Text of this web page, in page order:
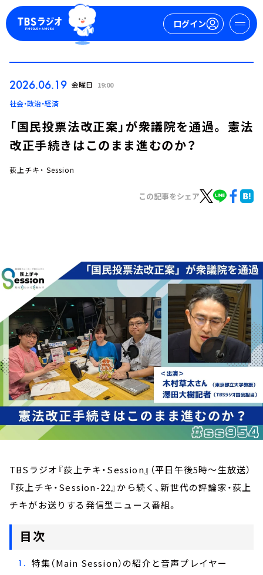
ログイン
お知らせ
イベント・グッズ
YouTube
会社情報
2026.06.19 金曜日 19:00
社会・政治・経済
「国民投票法改正案」が衆議院を通過。 憲法
改正手続きはこのまま進むのか？
荻上チキ・ Session
この記事をシェア
TBSラジオ『荻上チキ・Session』（平日午後5時～生放送）
『荻上チキ・Session-22』から続く、新世代の評論家・荻上
チキがお送りする発信型ニュース番組。
目次
特集（Main Session）の紹介と音声プレイヤー